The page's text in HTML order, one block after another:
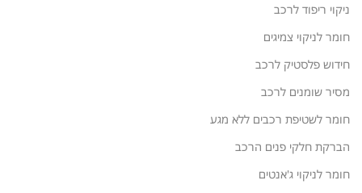
ניקוי ריפוד לרכב
חומר לניקוי צמיגים
חידוש פלסטיק לרכב
מסיר שומנים לרכב
חומר לשטיפת רכבים ללא מגע
הברקת חלקי פנים הרכב
חומר לניקוי ג'אנטים